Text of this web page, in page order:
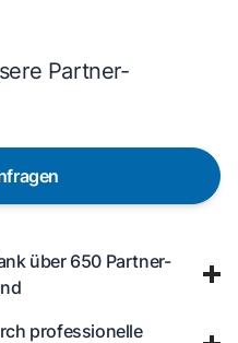
Partner-
über 650 Partner-
professionelle